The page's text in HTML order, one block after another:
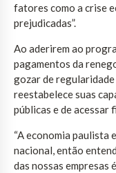
fatores como a crise
prejudicadas”.
Ao aderirem ao
pagamentos da
gozar de
reestabelece suas
públicas e de acessar
“A economia paulista
nacional, então
das nossas empresas